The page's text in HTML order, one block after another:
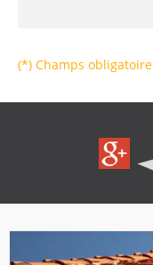
(*) Champs obligatoire